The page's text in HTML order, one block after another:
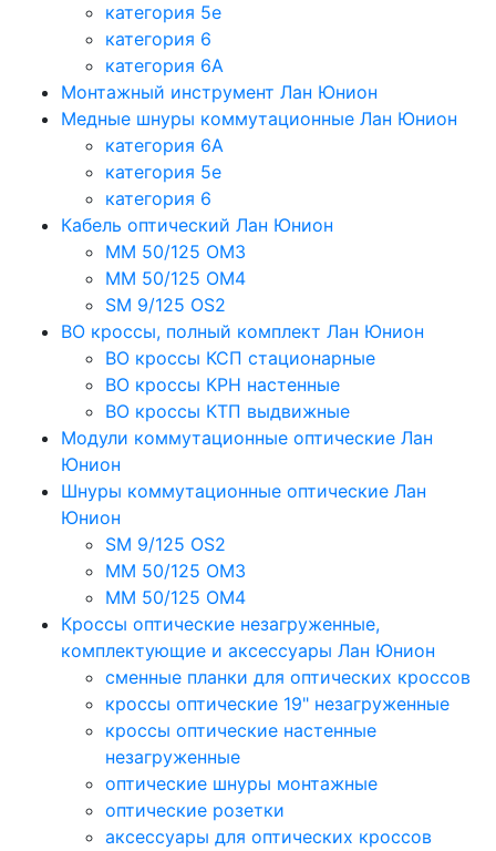
категория 5е
категория 6
категория 6A
Монтажный инструмент Лан Юнион
Медные шнуры коммутационные Лан Юнион
категория 6A
категория 5e
категория 6
Кабель оптический Лан Юнион
MM 50/125 OM3
MM 50/125 OM4
SM 9/125 OS2
ВО кроссы, полный комплект Лан Юнион
ВО кроссы КСП стационарные
ВО кроссы КРН настенные
ВО кроссы КТП выдвижные
Модули коммутационные оптические Лан
Юнион
Шнуры коммутационные оптические Лан
Юнион
SM 9/125 OS2
MM 50/125 OM3
MM 50/125 OM4
Кроссы оптические незагруженные,
комплектующие и аксессуары Лан Юнион
сменные планки для оптических кроссов
кроссы оптические 19" незагруженные
кроссы оптические настенные
незагруженные
оптические шнуры монтажные
оптические розетки
аксессуары для оптических кроссов